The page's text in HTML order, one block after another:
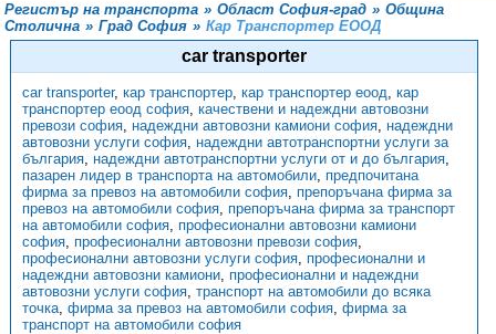
Регистър на транспорта » Област София-град » Община
Столична » Град София » Кар Транспортер ЕООД
car transporter
car transporter, кар транспортер, кар транспортер еоод, кар
транспортер еоод софия, качествени и надеждни автовозни
превози софия, надеждни автовозни камиони софия, надеждни
автовозни услуги софия, надеждни автотранспортни услуги за
българия, надеждни автотранспортни услуги от и до българия,
пазарен лидер в транспорта на автомобили, предпочитана
фирма за превоз на автомобили софия, препоръчана фирма за
превоз на автомобили софия, препоръчана фирма за транспорт
на автомобили софия, професионални автовозни камиони
софия, професионални автовозни превози софия,
професионални автовозни услуги софия, професионални и
надеждни автовозни камиони, професионални и надеждни
автовозни услуги софия, транспорт на автомобили до всяка
точка, фирма за превоз на автомобили софия, фирма за
транспорт на автомобили софия